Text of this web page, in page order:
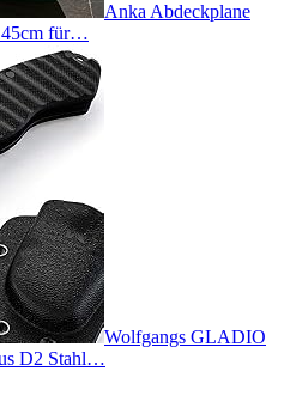
Anka Abdeckplane
für…
Wolfgangs GLADIO
D2 Stahl…